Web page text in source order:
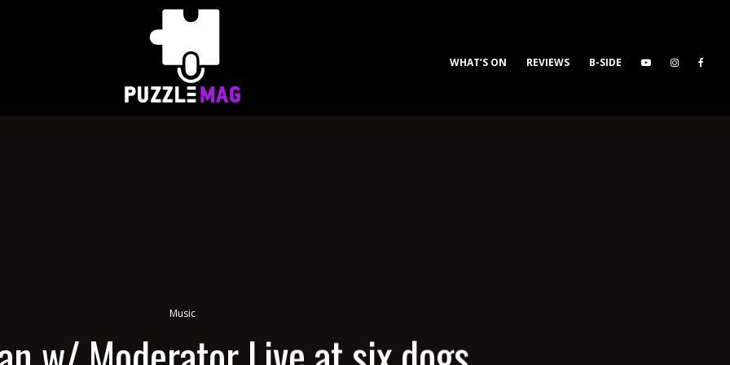
B-SIDE
REVIEWS
WHAT’S ON
Music